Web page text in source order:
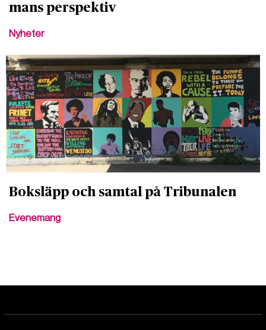
mans perspektiv
Nyheter
Boksläpp och samtal på Tribunalen
Evenemang